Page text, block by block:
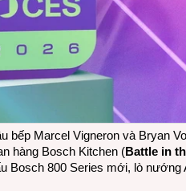
bếp Marcel Vigneron và Bryan
hàng Bosch Kitchen (Battle in
Bosch 800 Series mới, lò nướng